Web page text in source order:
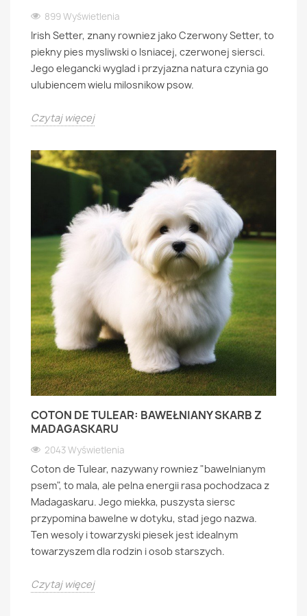
899 Wyświetlenia
Irish Setter, znany rowniez jako Czerwony Setter, to
piekny pies mysliwski o lsniacej, czerwonej siersci.
Jego elegancki wyglad i przyjazna natura czynia go
ulubiencem wielu milosnikow psow.
Czytaj więcej
COTON DE TULEAR: BAWEŁNIANY SKARB Z
MADAGASKARU
2043 Wyświetlenia
Coton de Tulear, nazywany rowniez "bawelnianym
psem", to mala, ale pelna energii rasa pochodzaca z
Madagaskaru. Jego miekka, puszysta siersc
przypomina bawelne w dotyku, stad jego nazwa.
Ten wesoly i towarzyski piesek jest idealnym
towarzyszem dla rodzin i osob starszych.
Czytaj więcej